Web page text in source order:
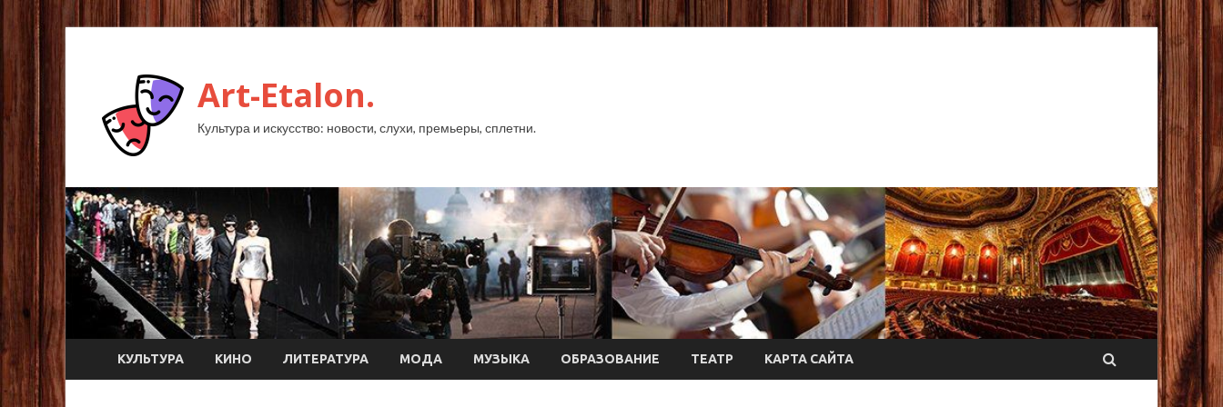
Art-Etalon.
Культура и искусство: новости, слухи, премьеры, сплетни.
КУЛЬТУРА КИНО ЛИТЕРАТУРА МОДА МУЗЫКА ОБРАЗОВАНИЕ ТЕАТР КАРТА САЙТА